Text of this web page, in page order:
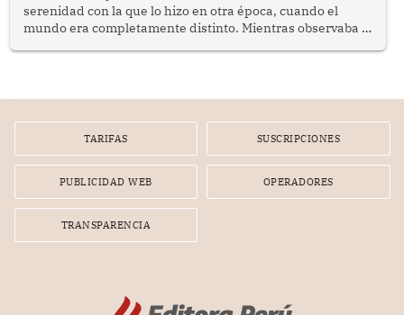
serenidad con la que lo hizo en otra época, cuando el
mundo era completamente distinto. Mientras observaba el
TARIFAS SUSCRIPCIONES
PUBLICIDAD WEB OPERADORES
TRANSPARENCIA